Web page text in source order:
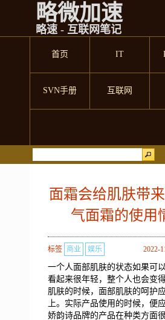
略微加速
略速 - 互联网笔记
首页 IT
SVN手册 互联网
面霜会给肌肤带
气面霜的使用
2022-
标签 商业 娱乐
一个人面部肌肤的状态如果可
看起来很年轻，整个人也会变
肌肤的时候，面部肌肤的呵护
上。实际产品使用的时候，便
娇韵诗品牌的产品在种类方面